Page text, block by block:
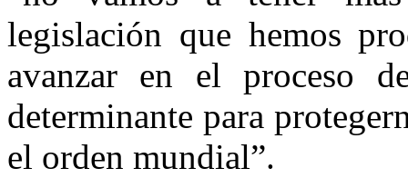
legislación que hemos
avanzar en el proceso
determinante para
el orden mundial”.